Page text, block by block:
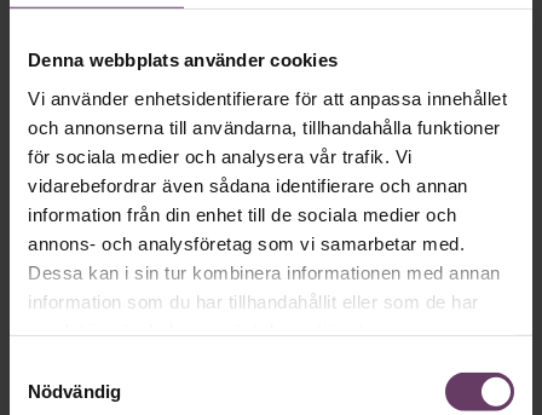
Denna webbplats använder cookies
Vi använder enhetsidentifierare för att anpassa innehållet
och annonserna till användarna, tillhandahålla funktioner
för sociala medier och analysera vår trafik. Vi
vidarebefordrar även sådana identifierare och annan
information från din enhet till de sociala medier och
annons- och analysföretag som vi samarbetar med.
Dessa kan i sin tur kombinera informationen med annan
information som du har tillhandahållit eller som de har
Nödvändig
Mer på ämnet
White paper: Så får ni unga att lyckas
som ledare
Chefakademin Talks om unga ledare
BOKA TIDIGT OCH SPARA 30 %